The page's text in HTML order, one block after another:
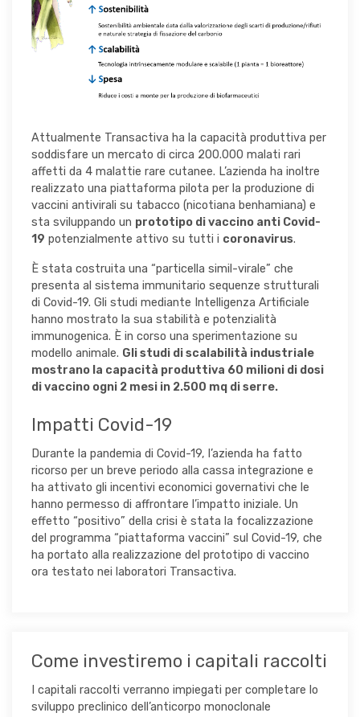
Attualmente Transactiva ha la capacità produttiva per
soddisfare un mercato di circa 200.000 malati rari
affetti da 4 malattie rare cutanee. L’azienda ha inoltre
realizzato una piattaforma pilota per la produzione di
vaccini antivirali su tabacco (nicotiana benhamiana) e
sta sviluppando un prototipo di vaccino anti Covid-
19 potenzialmente attivo su tutti i coronavirus.
È stata costruita una “particella simil-virale” che
presenta al sistema immunitario sequenze strutturali
di Covid-19. Gli studi mediante Intelligenza Artificiale
hanno mostrato la sua stabilità e potenzialità
immunogenica. È in corso una sperimentazione su
modello animale. Gli studi di scalabilità industriale
mostrano la capacità produttiva 60 milioni di dosi
di vaccino ogni 2 mesi in 2.500 mq di serre.
Impatti Covid-19
Durante la pandemia di Covid-19, l’azienda ha fatto
ricorso per un breve periodo alla cassa integrazione e
ha attivato gli incentivi economici governativi che le
hanno permesso di affrontare l’impatto iniziale. Un
effetto “positivo” della crisi è stata la focalizzazione
del programma “piattaforma vaccini” sul Covid-19, che
ha portato alla realizzazione del prototipo di vaccino
ora testato nei laboratori Transactiva.
Come investiremo i capitali raccolti
I capitali raccolti verranno impiegati per completare lo
sviluppo preclinico dell’anticorpo monoclonale